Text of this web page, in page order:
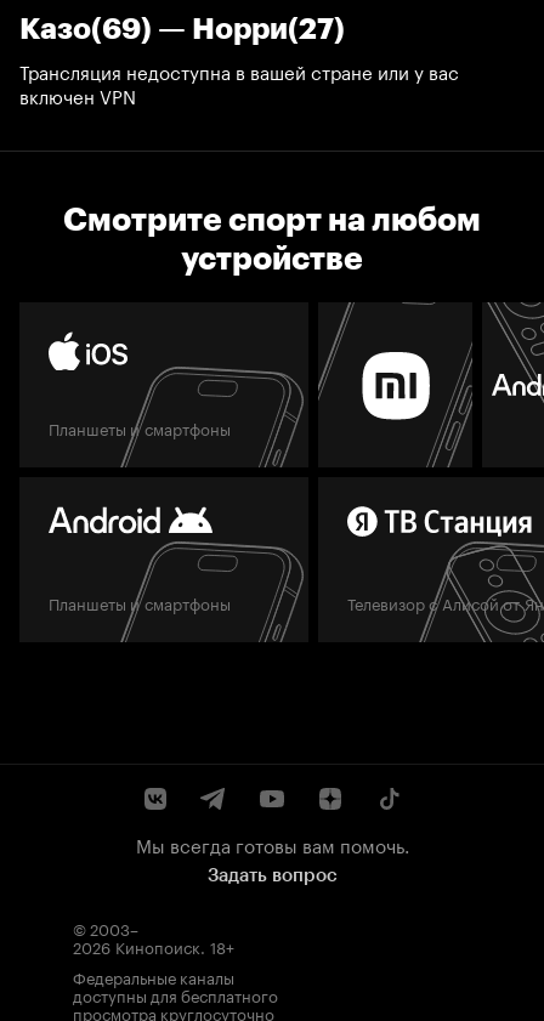
Казо(69) — Норри(27)
Трансляция недоступна в вашей стране или у вас
включен VPN
Смотрите спорт на любом
устройстве
Планшеты и смартфоны
Планшеты и смартфоны Телевизор с Алисой от
Мы всегда готовы вам помочь.
Задать вопрос
© 2003–
2026 Кинопоиск. 18+
Федеральные каналы
доступны для бесплатного
просмотра круглосуточно